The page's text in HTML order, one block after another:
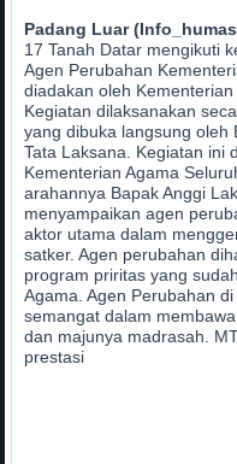
Padang Luar
17 Tanah Datar mengikuti
Agen Perubahan
diadakan oleh
Kegiatan dilaksanakan
yang dibuka langsung oleh
Tata Laksana. Kegiatan ini
Kementerian Agama
arahannya Bapak Anggi
menyampaikan agen
aktor utama dalam
satker. Agen perubahan
program priritas yang
Agama. Agen Perubahan
semangat dalam
dan majunya madrasah.
prestasi